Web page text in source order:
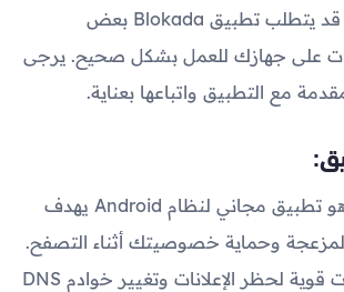
يرجى ملاحظة أنه قد يتطلب تطبيق Blokada بعض
على جهازك للعمل بشكل صحيح. يرجى
مع التطبيق واتباعها بعناية.
تطبيق Blokada هو تطبيق مجاني لنظام Android يهدف
المزعجة وحماية خصوصيتك أثناء التصفح.
يوفر التطبيق أدوات قوية لحظر الإعلانات وتغيير خوادم DNS